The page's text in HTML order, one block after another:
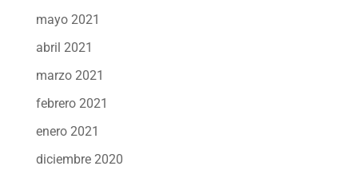
mayo 2021
abril 2021
marzo 2021
febrero 2021
enero 2021
diciembre 2020